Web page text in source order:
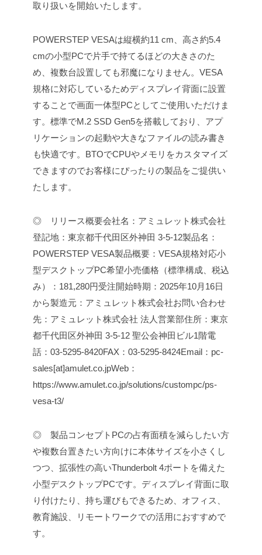
取り扱いを開始いたします。
POWERSTEP VESAは縦横約11 cm、高さ約5.4
cmの小型PCで片手で持てるほどの大きさのた
め、複数台設置しても邪魔になりません。VESA
規格に対応しているためディスプレイ背面に設置
することで画面一体型PCとしてご使用いただけま
す。標準でM.2 SSD Gen5を搭載しており、アプ
リケーションの起動や大きなファイルの読み書き
も快適です。BTOでCPUやメモリをカスタマイズ
できますのでお客様にぴったりの製品をご提供い
たします。
◎ リリース概要会社名：アミュレット株式会社
登記地：東京都千代田区外神田 3-5-12製品名：
POWERSTEP VESA製品概要：VESA規格対応小
型デスクトップPC希望小売価格（標準構成、税込
み）：181,280円受注開始時期：2025年10月16日
から製造元：アミュレット株式会社お問い合わせ
先：アミュレット株式会社 法人営業部住所：東京
都千代田区外神田 3-5-12 聖公会神田ビル1階電
話：03-5295-8420FAX：03-5295-8424Email：pc-
sales[at]amulet.co.jpWeb：
https://www.amulet.co.jp/solutions/custompc/ps-
vesa-t3/
◎ 製品コンセプト PCの占有面積を減らしたい方
や複数台置きたい方向けに本体サイズを小さくし
つつ、拡張性の高いThunderbolt 4ポートを備えた
小型デスクトップPCです。ディスプレイ背面に取
り付けたり、持ち運びもできるため、オフィス、
教育施設、リモートワークでの活用におすすめで
す。